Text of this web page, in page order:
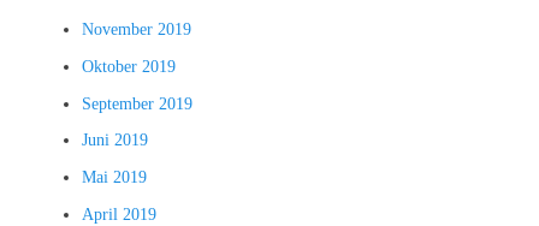
November 2019
Oktober 2019
September 2019
Juni 2019
Mai 2019
April 2019